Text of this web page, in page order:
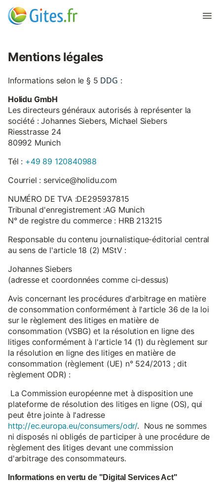
Mentions légales
Informations selon le § 5 DDG :
Holidu GmbH
Les directeurs généraux autorisés à représenter la
société : Johannes Siebers, Michael Siebers
Riesstrasse 24
80992 Munich
Tél : +49 89 120840988
Courriel : service@holidu.com
NUMÉRO DE TVA :DE295937815
Tribunal d'enregistrement :AG Munich
N° de registre du commerce : HRB 213215
Responsable du contenu journalistique-éditorial central
au sens de l'article 18 (2) MStV :
Johannes Siebers
(adresse et coordonnées comme ci-dessus)
Avis concernant les procédures d'arbitrage en matière
de consommation conformément à l'article 36 de la loi
sur le règlement des litiges en matière de
consommation (VSBG) et la résolution en ligne des
litiges conformément à l'article 14 (1) du règlement sur
la résolution en ligne des litiges en matière de
consommation (règlement (UE) n° 524/2013 ; dit
règlement ODR) :
La Commission européenne met à disposition une
plateforme de résolution des litiges en ligne (OS), qui
peut être jointe à l'adresse
http://ec.europa.eu/consumers/odr/. Nous ne sommes
ni disposés ni obligés de participer à une procédure de
règlement des litiges devant une commission
d'arbitrage des consommateurs.
Informations en vertu de "Digital Services Act"